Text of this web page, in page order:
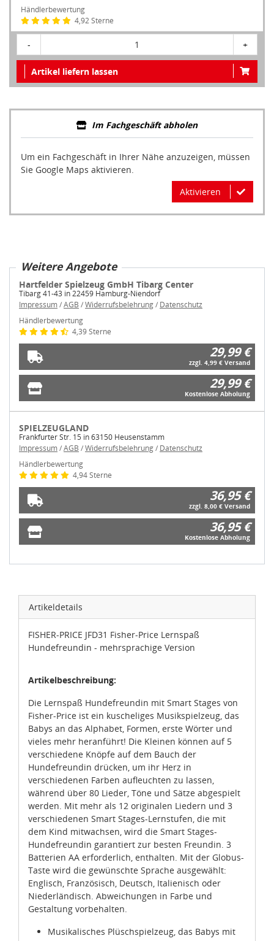
Händlerbewertung
4,92 Sterne
- 1 +
Artikel liefern lassen
Im Fachgeschäft abholen
Um ein Fachgeschäft in Ihrer Nähe anzuzeigen, müssen
Sie Google Maps aktivieren.
Aktivieren
Weitere Angebote
Hartfelder Spielzeug GmbH Tibarg Center
Tibarg 41-43 in 22459 Hamburg-Niendorf
Impressum/AGB /Widerrufsbelehrung/ Datenschutz
Händlerbewertung
4,39 Sterne
29,99 €
zzgl. 4,99 € Versand
29,99 €
Kostenlose Abholung
SPIELZEUGLAND
Frankfurter Str. 15 in 63150 Heusenstamm
Impressum/AGB /Widerrufsbelehrung/ Datenschutz
Händlerbewertung
4,94 Sterne
36,95 €
zzgl. 8,00 € Versand
36,95 €
Kostenlose Abholung
Artikeldetails
FISHER-PRICE JFD31 Fisher-Price Lernspaß
Hundefreundin - mehrsprachige Version
Artikelbeschreibung:
Die Lernspaß Hundefreundin mit Smart Stages von
Fisher-Price ist ein kuscheliges Musikspielzeug, das
Babys an das Alphabet, Formen, erste Wörter und
vieles mehr heranführt! Die Kleinen können auf 5
verschiedene Knöpfe auf dem Bauch der
Hundefreundin drücken, um ihr Herz in
verschiedenen Farben aufleuchten zu lassen,
während über 80 Lieder, Töne und Sätze abgespielt
werden. Mit mehr als 12 originalen Liedern und 3
verschiedenen Smart Stages-Lernstufen, die mit
dem Kind mitwachsen, wird die Smart Stages-
Hundefreundin garantiert zur besten Freundin. 3
Batterien AA erforderlich, enthalten. Mit der Globus-
Taste wird die gewünschte Sprache ausgewählt:
Englisch, Französisch, Deutsch, Italienisch oder
Niederländisch. Abweichungen in Farbe und
Gestaltung vorbehalten.
Musikalisches Plüschspielzeug, das Babys mit